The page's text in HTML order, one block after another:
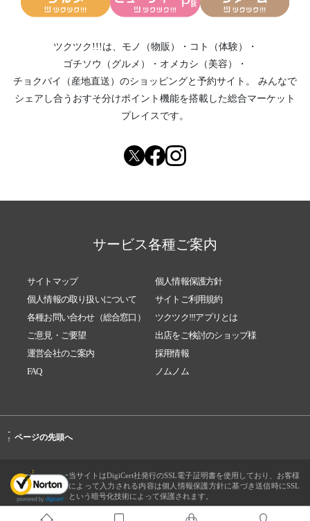
ツクツク!!!は、 モノ（物販） ・ コト（体験）
・
ゴチソウ（グルメ）
・ オメカシ（美容）
・
チョクバイ（産地直送） のショッピングと予約サイト。
みんなで
シェアし合う おすそ分けポイント機能を搭載した総合マーケット
プレイスです。
サービス各種ご案内
サイトマップ
個人情報保護方針
個人情報の取り扱いについて
サイトご利用規約
各種お問い合わせ（総合窓口）
ツクツク!!!アプリとは
ご意見・ご要望
出店をご検討のショップ様
運営会社のご案内
採用情報
FAQ
ノムノム
-
↑ ページの先頭へ
当サイトはDigiCert社発行のSSL電子証明書を使用しており、お客様
によって入力される内容は個人情報保護方針に基づき送信時にSSL
という暗号化技術によって保護されます。